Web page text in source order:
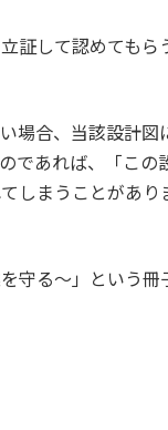
証して認めても
場合、当該設計
であれば、「こ
しまうことがあり
守る～」という